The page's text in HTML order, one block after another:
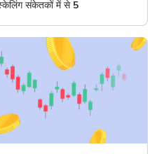
संकेतकों में से 5